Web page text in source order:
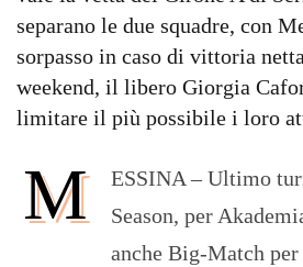
separano le due squadre, con
sorpasso in caso di vittoria
weekend, il libero Giorgia
limitare il più possibile i loro
M
ESSINA – Ultimo
Season, per
anche Big-Match per